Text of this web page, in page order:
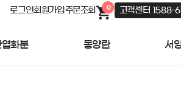
로그인회원가입주문조회 0 고객센터 1588-
엽화분 동양란 서